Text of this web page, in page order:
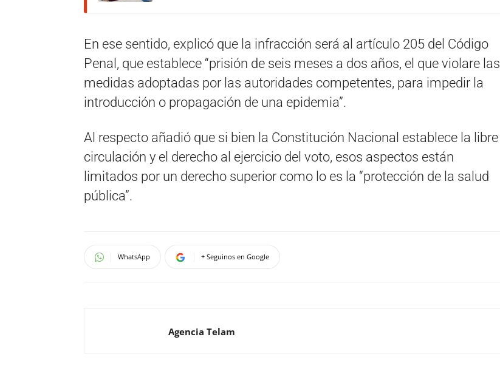
En ese sentido, explicó que la infracción será al artículo 205 del Código
Penal, que establece “prisión de seis meses a dos años, el que violare las
medidas adoptadas por las autoridades competentes, para impedir la
introducción o propagación de una epidemia”.
Al respecto añadió que si bien la Constitución Nacional establece la libre
circulación y el derecho al ejercicio del voto, esos aspectos están
limitados por un derecho superior como lo es la “protección de la salud
pública”.
WhatsApp + Seguinos en Google
Agencia Telam